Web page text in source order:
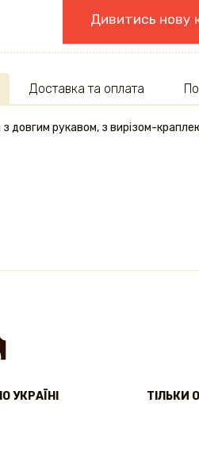
Дивитись нову
довгим рукавом, з вирізом-
Доставка та оплата
УКРАЇНІ ТІЛЬКИ